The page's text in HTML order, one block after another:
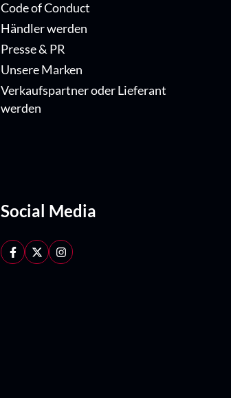
Code of Conduct
Händler werden
Presse & PR
Unsere Marken
Verkaufspartner oder Lieferant
werden
Social Media